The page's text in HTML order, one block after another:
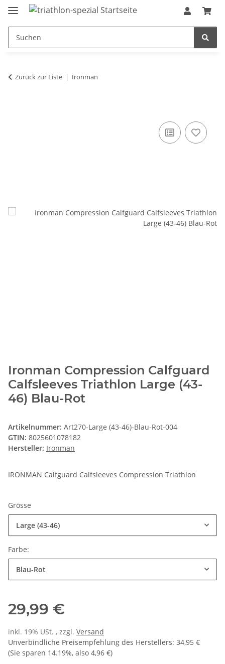
Zurück zur Liste Ironman
Ironman Compression Calfguard
Calfsleeves Triathlon Large (43-
46) Blau-Rot
Artikelnummer: Art270-Large (43-46)-Blau-Rot-004
GTIN: 8025601078182
Hersteller: Ironman
IRONMAN Calfguard Calfsleeves Compression Triathlon
Grösse
Large (43-46)
Farbe:
Blau-Rot
29,99 €
inkl. 19% USt. , zzgl. Versand
Unverbindliche Preisempfehlung des Herstellers: 34,95 €
(Sie sparen 14.19%, also 4,96 €)